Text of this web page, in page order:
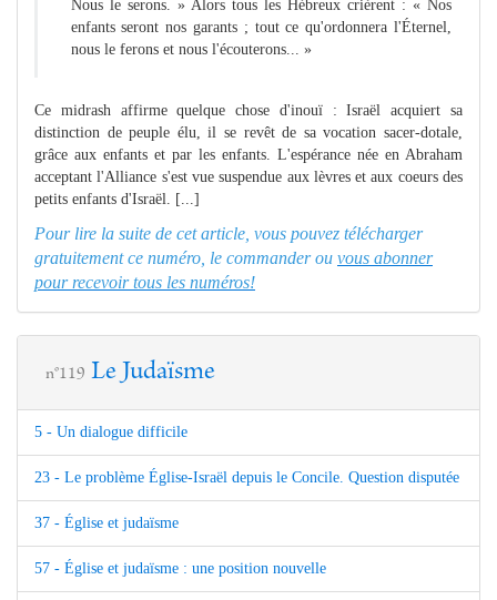
Nous le serons. » Alors tous les Hébreux crièrent : « Nos
enfants seront nos garants ; tout ce qu'ordonnera l'Éternel,
nous le ferons et nous l'écouterons... »
Ce midrash affirme quelque chose d'inouï : Israël acquiert sa
distinction de peuple élu, il se revêt de sa vocation sacer-dotale,
grâce aux enfants et par les enfants. L'espérance née en Abraham
acceptant l'Alliance s'est vue suspendue aux lèvres et aux coeurs des
petits enfants d'Israël. [...]
Pour lire la suite de cet article, vous pouvez télécharger
gratuitement ce numéro, le commander ou vous abonner
pour recevoir tous les numéros!
n°119 Le Judaïsme
5 - Un dialogue difficile
23 - Le problème Église-Israël depuis le Concile. Question disputée
37 - Église et judaïsme
57 - Église et judaïsme : une position nouvelle